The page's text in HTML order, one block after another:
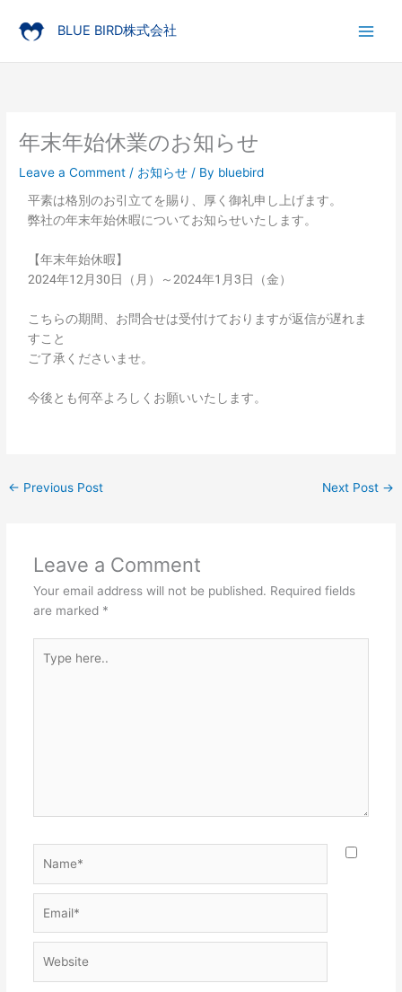
BLUE BIRD株式会社
年末年始休業のお知らせ
Leave a Comment / お知らせ / By bluebird
平素は格別のお引立てを賜り、厚く御礼申し上げます。
弊社の年末年始休暇についてお知らせいたします。
【年末年始休暇】
2024年12月30日（月）～2024年1月3日（金）
こちらの期間、お問合せは受付けておりますが返信が遅れま
すこと
ご了承くださいませ。
今後とも何卒よろしくお願いいたします。
← Previous Post Next Post →
Leave a Comment
Your email address will not be published. Required fields
are marked *
here..